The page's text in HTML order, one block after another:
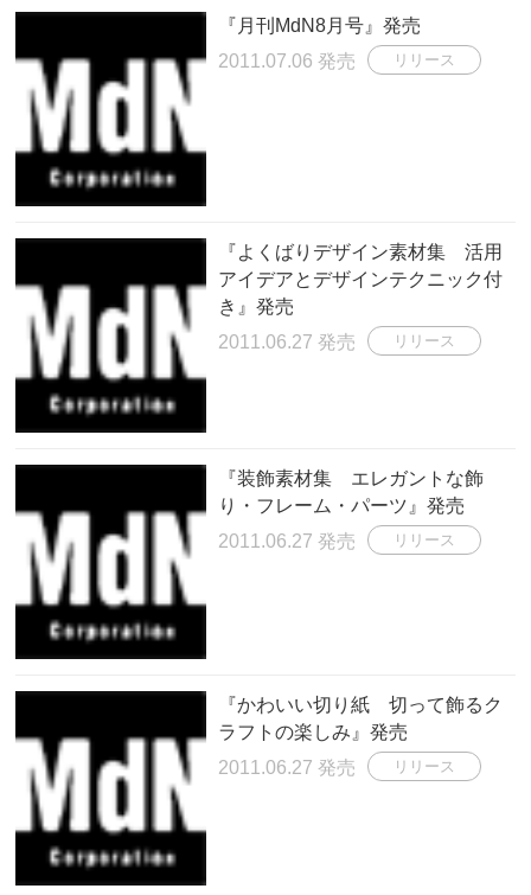
『月刊MdN8月号』発売
2011.07.06 発売
リリース
『よくばりデザイン素材集 活用
アイデアとデザインテクニック付
き』発売
2011.06.27 発売
リリース
『装飾素材集 エレガントな飾
り・フレーム・パーツ』発売
2011.06.27 発売
リリース
『かわいい切り紙 切って飾るク
ラフトの楽しみ』発売
2011.06.27 発売
リリース